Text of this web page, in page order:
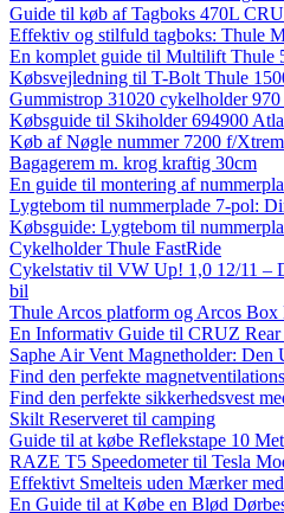
Guide til køb af Tagboks 470L
Effektiv og stilfuld tagboks: Thule
En komplet guide til Multilift Thule
Købsvejledning til T-Bolt Thule
Gummistrop 31020 cykelholder
Købsguide til Skiholder 694900
Køb af Nøgle nummer 7200 f/
Bagagerem m. krog kraftig 30cm
En guide til montering af
Lygtebom til nummerplade 7-pol:
Købsguide: Lygtebom til
Cykelholder Thule FastRide
Cykelstativ til VW Up! 1,0 12/11 –
bil
Thule Arcos platform og Arcos Box
En Informativ Guide til CRUZ
Saphe Air Vent Magnetholder: Den
Find den perfekte
Find den perfekte sikkerhedsvest
Skilt Reserveret til camping
Guide til at købe Reflekstape 10
RAZE T5 Speedometer til Tesla
Effektivt Smelteis uden Mærker
En Guide til at Købe en Blød